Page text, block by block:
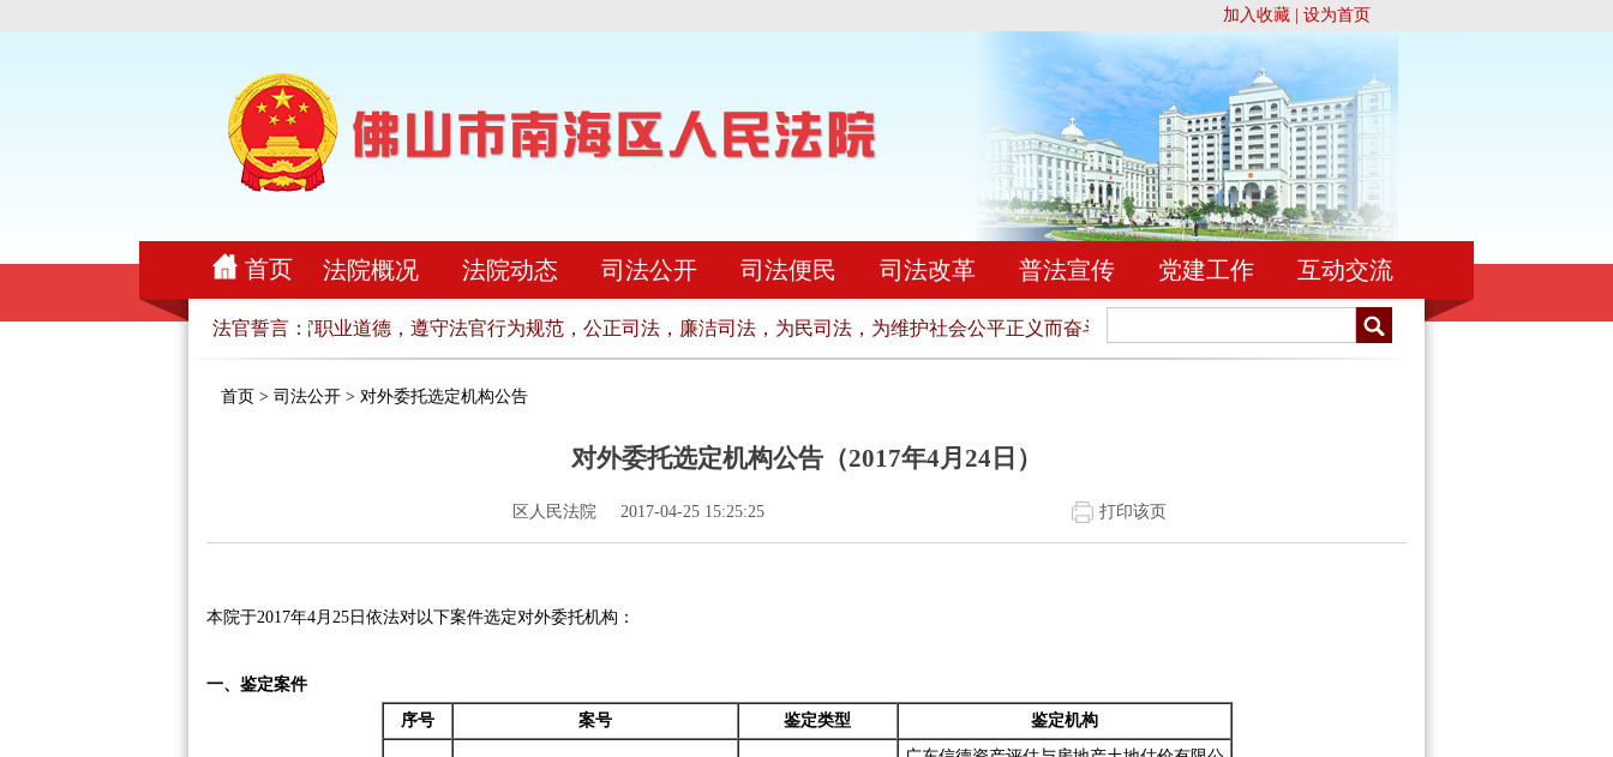
加入收藏 设为首页
首页 法院概况 法院动态 司法公开 司法便民 司法改革 普法宣传 党建工作 互动交流
法官誓言：
，忠实履行法官职责，恪守法官职业道德，遵守法官行为规范，公正司法，廉洁司法，为民司法，为维护社会公平正义而奋斗！ 忠于祖国，忠于人民，忠于宪法和法律，忠实履行法官职
首页 > 司法公开 > 对外委托选定机构公告
对外委托选定机构公告（2017年4月24日）
区人民法院 2017-04-25 15:25:25 打印该页
本院于2017年4月25日依法对以下案件选定对外委托机构：
一、鉴定案件
序号
案号 鉴定类型 鉴定机构